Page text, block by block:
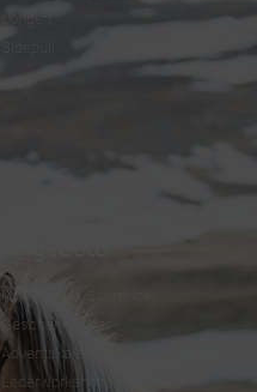
FineFellows Schmuck
Geschenkpapier
Adventskalender
Lederworkshops